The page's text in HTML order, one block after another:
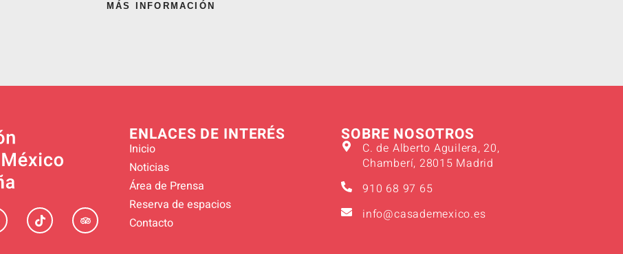
MÁS INFORMACIÓN
ENLACES DE INTERÉS
Inicio
Noticias
Área de Prensa
Reserva de espacios
Contacto
SOBRE NOSOTROS
C. de Alberto Aguilera, 20,
Chamberí, 28015 Madrid
910 68 97 65
info@casademexico.es